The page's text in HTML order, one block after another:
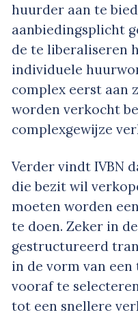
huurder aan te
aanbiedingsplicht
de te liberaliseren
individuele
complex eerst aan
worden verkocht
complexgewijze
Verder vindt IVBN
die bezit wil
moeten worden
te doen. Zeker in
gestructureerd
in de vorm van
vooraf te
tot een snellere